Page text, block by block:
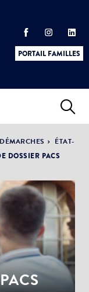
PORTAIL FAMILLES
&
DÉMARCHES
ÉTAT-
DOSSIER PACS